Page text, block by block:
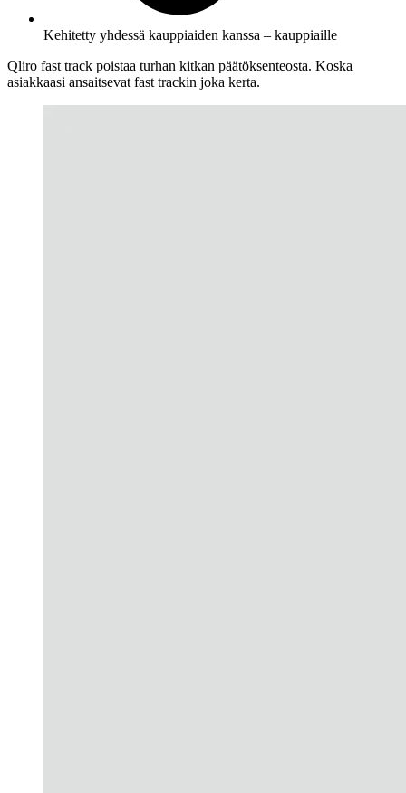
Kehitetty yhdessä kauppiaiden kanssa – kauppiaille
Qliro fast track poistaa turhan kitkan päätöksenteosta. Koska
asiakkaasi ansaitsevat fast trackin joka kerta.